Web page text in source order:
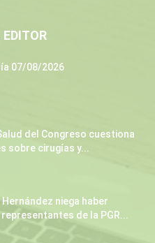
EDITOR
07/08/2026
del Congreso cuestiona
sobre cirugías y...
niega haber
de la PGR...